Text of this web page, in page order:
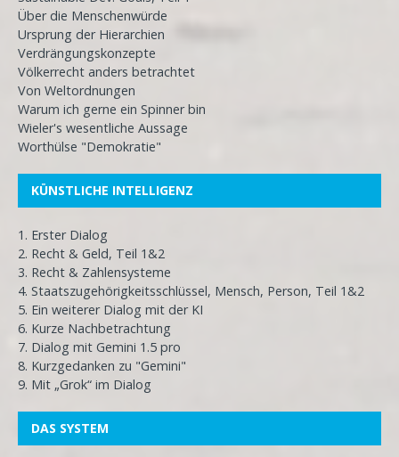
Über die Menschenwürde
Ursprung der Hierarchien
Verdrängungskonzepte
Völkerrecht anders betrachtet
Von Weltordnungen
Warum ich gerne ein Spinner bin
Wieler's wesentliche Aussage
Worthülse "Demokratie"
KÜNSTLICHE INTELLIGENZ
1. Erster Dialog
2. Recht & Geld, Teil 1&2
3. Recht & Zahlensysteme
4. Staatszugehörigkeitsschlüssel, Mensch, Person, Teil 1&2
5. Ein weiterer Dialog mit der KI
6. Kurze Nachbetrachtung
7. Dialog mit Gemini 1.5 pro
8. Kurzgedanken zu "Gemini"
9. Mit „Grok“ im Dialog
DAS SYSTEM